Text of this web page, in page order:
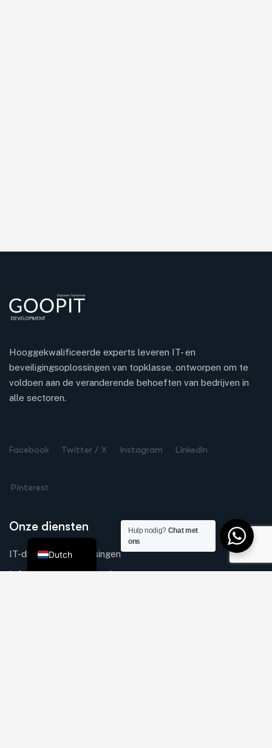
Hooggekwalificeerde experts leveren IT- en
beveiligingsoplossingen van topklasse, ontworpen om te
voldoen aan de veranderende behoeften van bedrijven in
alle sectoren.
Facebook Twitter / X Instagram LinkedIn
Pinterest
Onze diensten
IT-diensten & Oplossingen
Infrastructuur & Netwerk
Hulp nodig? Chat met
ons
Dutch
Chinese